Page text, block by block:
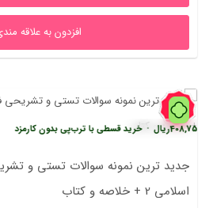
افزدون به علاقه
39%
هر • خرید قسطی با ترب‌پی بدون کارمزد
جدید ترین نمونه سوالات تستی و
اسلامی 2 + خلاصه و کتاب